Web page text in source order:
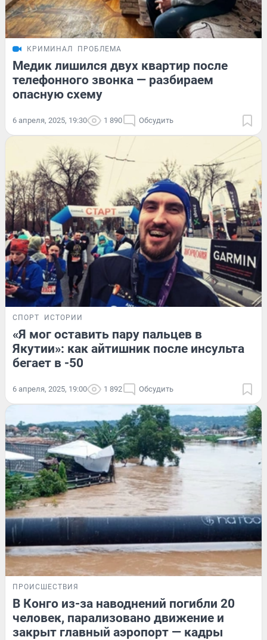
КРИМИНАЛ ПРОБЛЕМА
Медик лишился двух квартир после
телефонного звонка — разбираем
опасную схему
6 апреля, 2025, 19:30 1 890 Обсудить
СПОРТ ИСТОРИИ
«Я мог оставить пару пальцев в
Якутии»: как айтишник после инсульта
бегает в -50
6 апреля, 2025, 19:00 1 892 Обсудить
ПРОИСШЕСТВИЯ
В Конго из-за наводнений погибли 20
человек, парализовано движение и
закрыт главный аэропорт — кадры